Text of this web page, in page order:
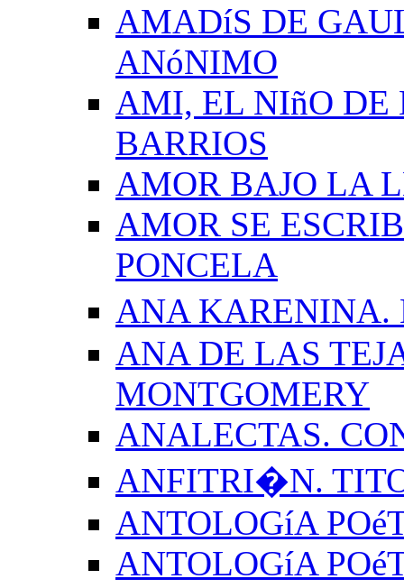
AMADíS DE
ANóNIMO
AMI, EL NIñO DE
BARRIOS
AMOR BAJO LA
AMOR SE
PONCELA
ANA
ANA DE LAS
MONTGOMERY
ANALECTAS.
ANFITRI�N.
ANTOLOGíA
ANTOLOGíA